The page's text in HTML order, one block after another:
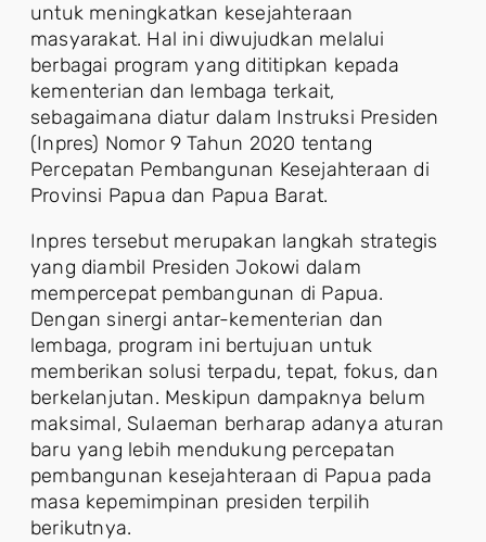
untuk meningkatkan kesejahteraan
masyarakat. Hal ini diwujudkan melalui
berbagai program yang dititipkan kepada
kementerian dan lembaga terkait,
sebagaimana diatur dalam Instruksi Presiden
(Inpres) Nomor 9 Tahun 2020 tentang
Percepatan Pembangunan Kesejahteraan di
Provinsi Papua dan Papua Barat.
Inpres tersebut merupakan langkah strategis
yang diambil Presiden Jokowi dalam
mempercepat pembangunan di Papua.
Dengan sinergi antar-kementerian dan
lembaga, program ini bertujuan untuk
memberikan solusi terpadu, tepat, fokus, dan
berkelanjutan. Meskipun dampaknya belum
maksimal, Sulaeman berharap adanya aturan
baru yang lebih mendukung percepatan
pembangunan kesejahteraan di Papua pada
masa kepemimpinan presiden terpilih
berikutnya.